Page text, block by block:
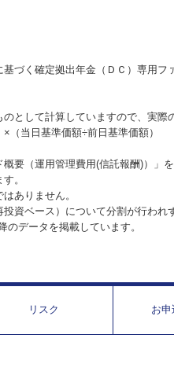
づく確定拠出年金（ＤＣ）専用
として計算していますので、実際
（当日基準価額÷前日基準価額）
要（運用管理費用(信託報酬)）」を
。
ありません。
資ベース）について分割が行われ
データを掲載しています。
リスク お申